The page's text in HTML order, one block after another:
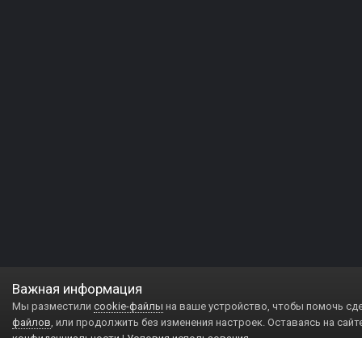
Важная информация
Мы разместили cookie-файлы на ваше устройство, чтобы помочь
файлов, или продолжить без изменения настроек. Оставаясь на